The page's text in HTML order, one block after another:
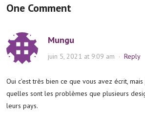
One Comment
Mungu
juin 5, 2021 at 9:09 am ·Reply
Oui c’est très bien ce que vous avez écrit, mais
quelles sont les problèmes que plusieurs
leurs pays.